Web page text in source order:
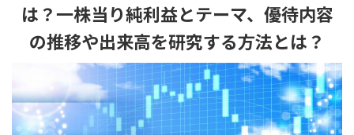
は？一株当り純利益とテーマ、優待内容
の推移や出来高を研究する方法とは？